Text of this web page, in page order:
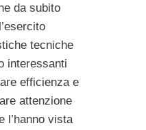
da subito
tecniche
interessanti
efficienza e
attenzione
l’hanno vista